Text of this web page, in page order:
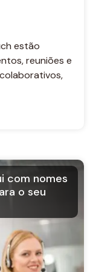
estão
reuniões e
com nomes
o seu